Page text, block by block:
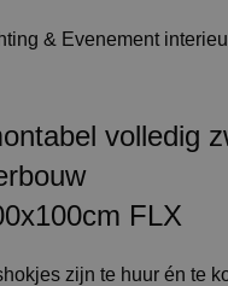
& Evenement
volledig
FLX
zijn te huur én te